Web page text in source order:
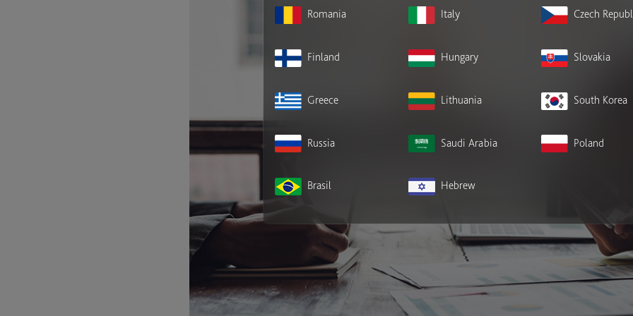
Romania Italy Czech
Finland Hungary Slovakia
Greece Lithuania South Korea
Russia Saudi Arabia Poland
Brasil Hebrew